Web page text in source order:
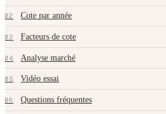
02 Cote par année
03 Facteurs de cote
04 Analyse marché
05 Vidéo essai
06 Questions fréquentes